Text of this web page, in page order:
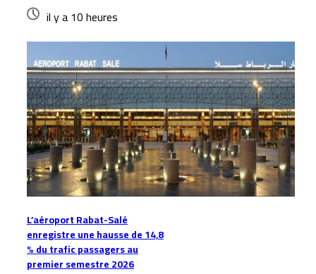
il y a 10 heures
L’aéroport Rabat-Salé
enregistre une hausse de 14,8
% du trafic passagers au
premier semestre 2026